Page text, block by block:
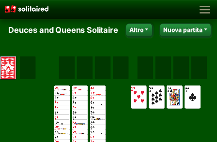
Deuces and Queens Solitaire Altro Nuova partita